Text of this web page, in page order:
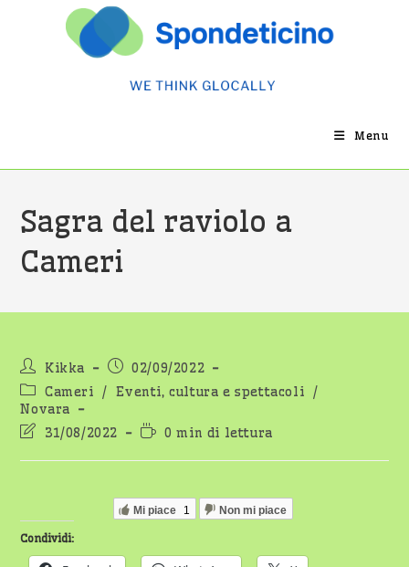
Menu
Sagra del raviolo a
Cameri
Autore
dell'articolo:
Kikka
Articolo
pubblicato:
02/09/2022
Categoria
dell'articolo:
Cameri / Eventi, cultura e spettacoli /
Novara
Ultima
dell'articolo:
31/08/2022
Tempo
lettura:
0 min di lettura
Mi piace 1 Non mi piace
Condividi: